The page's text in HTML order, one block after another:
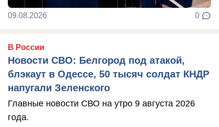
09.08.2026 0
В России
Новости СВО: Белгород под атакой,
блэкаут в Одессе, 50 тысяч солдат КНДР
напугали Зеленского
Главные новости СВО на утро 9 августа 2026
года.